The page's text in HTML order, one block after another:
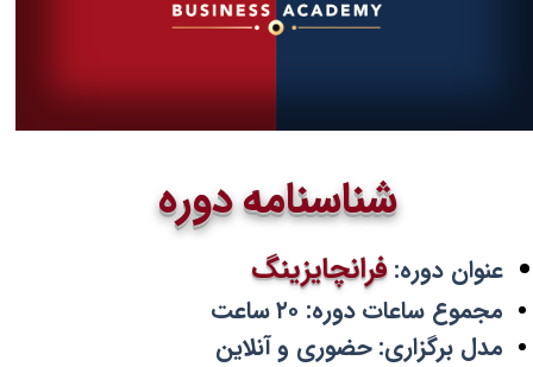
عنوان دوره:فرانچایزینگ
مجموع ساعات دوره: ۲۰ ساعت
مدل برگزاری: حضوری و آنلاین
شناسنامه دوره